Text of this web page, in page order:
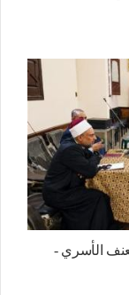
الأسري -